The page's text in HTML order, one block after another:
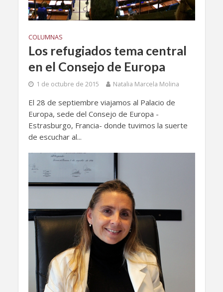
COLUMNAS
Los refugiados tema central
en el Consejo de Europa
1 de octubre de 2015 Natalia Marcela Molina
El 28 de septiembre viajamos al Palacio de
Europa, sede del Consejo de Europa -
Estrasburgo, Francia- donde tuvimos la suerte
de escuchar al...